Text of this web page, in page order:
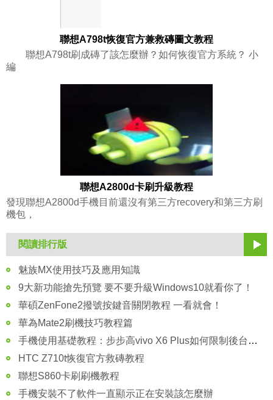
聯想A798t恢復官方兼救磚圖文教程
聯想A798t刷成磚了該怎麼辦？如何恢復官方系統？ 小
編
聯想A2800d卡刷升級教程
發現聯想A2800d手機目前還沒有第三方recovery和第三方刷
機包，
閱讀排行版
魅族MX使用技巧及應用知識
9大新功能搶先預覽 要不要升級Windows10就看你了！
華碩ZenFone2撥號按鍵音關閉教程 一看就會！
華為Mate2刷機技巧教程篇
手機使用基礎教程：步步高vivo X6 Plus如何限制後台進程？
HTC Z710t恢復官方救磚教程
聯想S860卡刷刷機教程
手機安裝不了軟件一直顯示正在安裝該怎麼辦